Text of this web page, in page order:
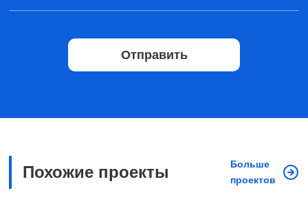
Отправить
Похожие проекты
Больше
проектов